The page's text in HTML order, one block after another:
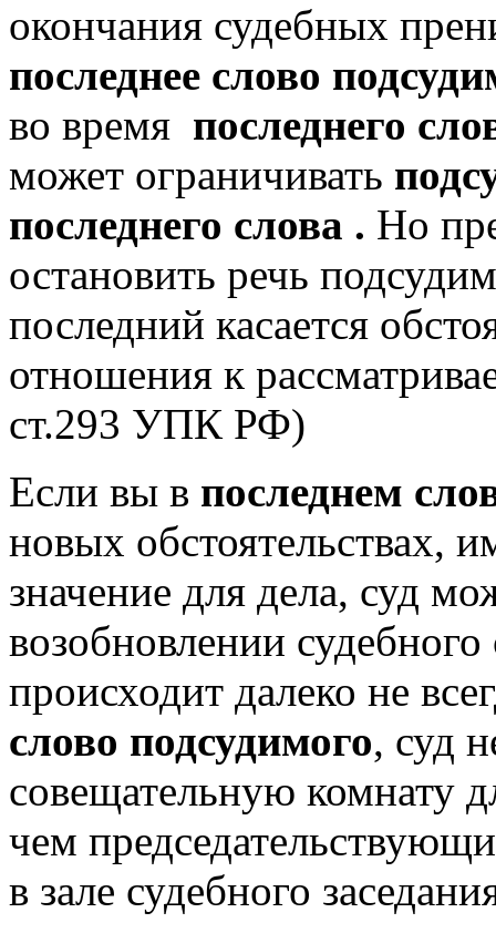
окончания судебных
последнее слово
во время последнего
может ограничивать
последнего слова . Но
остановить речь
последний касается
отношения к
ст.293 УПК РФ)
Если вы в последнем
новых обстоятельствах,
значение для дела, суд
возобновлении
происходит далеко не
слово подсудимого, суд
совещательную комнату
чем
в зале судебного